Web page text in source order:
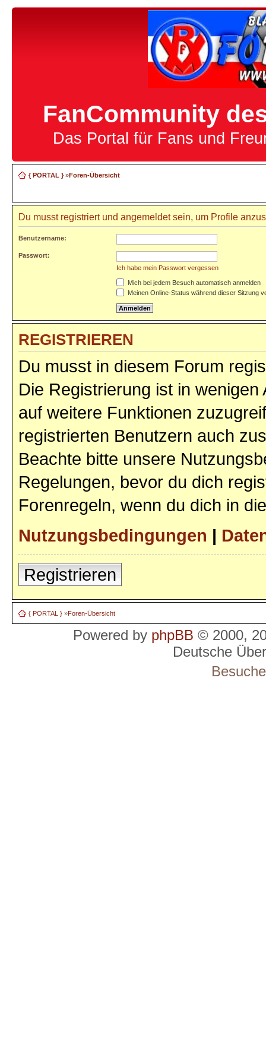
FanCommunity
Das Portal für Fans und
{ PORTAL }»Foren-Übersicht
Du musst registriert und angemeldet sein, um Profile
Benutzername:
Passwort:
Ich habe mein Passwort vergessen
Mich bei jedem Besuch automatisch anmelden
Meinen Online-Status während dieser Sitzung
REGISTRIEREN
Du musst in diesem Forum
Die Registrierung ist in
auf weitere Funktionen
registrierten Benutzern auch
Beachte bitte unsere
Regelungen, bevor du dich
Forenregeln, wenn du dich in
Nutzungsbedingungen |
Registrieren
{ PORTAL } »Foren-Übersicht
Powered by phpBB © 2000,
Deutsche